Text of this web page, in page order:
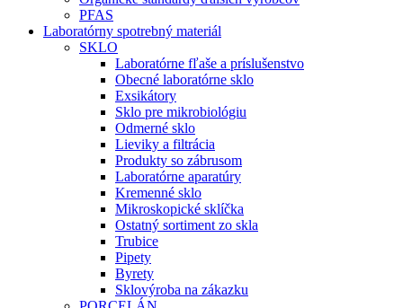
PFAS
Laboratórny spotrebný materiál
SKLO
Laboratórne fľaše a príslušenstvo
Obecné laboratórne sklo
Exsikátory
Sklo pre mikrobiológiu
Odmerné sklo
Lieviky a filtrácia
Produkty so zábrusom
Laboratórne aparatúry
Kremenné sklo
Mikroskopické sklíčka
Ostatný sortiment zo skla
Trubice
Pipety
Byrety
Sklovýroba na zákazku